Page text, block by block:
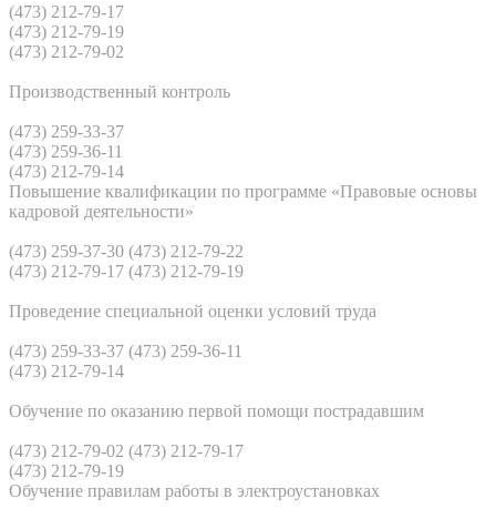
(473) 212-79-17
(473) 212-79-19
(473) 212-79-02
Производственный контроль
(473) 259-33-37
(473) 259-36-11
(473) 212-79-14
Повышение квалификации по программе «Правовые основы
кадровой деятельности»
(473) 259-37-30 (473) 212-79-22
(473) 212-79-17 (473) 212-79-19
Проведение специальной оценки условий труда
(473) 259-33-37 (473) 259-36-11
(473) 212-79-14
Обучение по оказанию первой помощи пострадавшим
(473) 212-79-02 (473) 212-79-17
(473) 212-79-19
Обучение правилам работы в электроустановках